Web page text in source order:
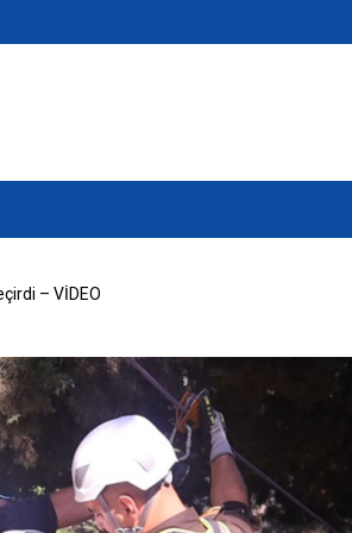
– VİDEO